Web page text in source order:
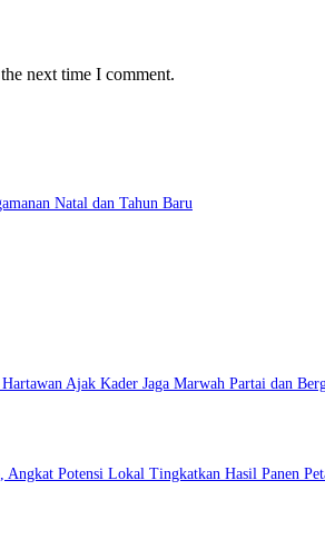
next time I comment.
Natal dan Tahun Baru
Ajak Kader Jaga Marwah Partai dan
Potensi Lokal Tingkatkan Hasil Panen